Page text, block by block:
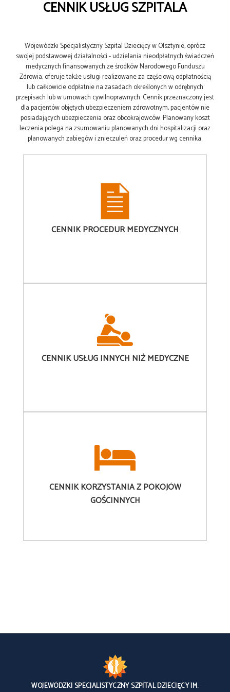
CENNIK USŁUG SZPITALA
Wojewódzki Specjalistyczny Szpital Dziecięcy w Olsztynie, oprócz
swojej podstawowej działalności - udzielania nieodpłatnych świadczeń
medycznych finansowanych ze środków Narodowego Funduszu
Zdrowia, oferuje także usługi realizowane za częściową odpłatnością
lub całkowicie odpłatnie na zasadach określonych w odrębnych
przepisach lub w umowach cywilnoprawnych. Cennik przeznaczony jest
dla pacjentów objętych ubezpieczeniem zdrowotnym, pacjentów nie
posiadających ubezpieczenia oraz obcokrajowców. Planowany koszt
leczenia polega na zsumowaniu planowanych dni hospitalizacji oraz
planowanych zabiegów i znieczuleń oraz procedur wg cennika.
CENNIKPROCEDUR MEDYCZNYCH
CENNIKUSŁUG INNYCH NIŻ MEDYCZNE
CENNIKKORZYSTANIA Z POKOJÓW
GOŚCINNYCH
WOJEWÓDZKI SPECJALISTYCZNY SZPITAL DZIECIĘCY IM.